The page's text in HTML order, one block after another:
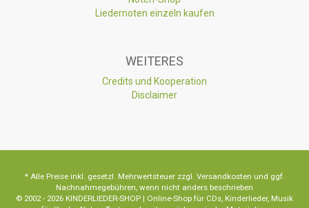
Liedernoten einzeln kaufen
WEITERES
Credits und Kooperation
Disclaimer
* Alle Preise inkl. gesetzl. Mehrwertsteuer zzgl. Versandkosten und ggf.
Nachnahmegebühren, wenn nicht anders beschrieben
© 2002 - 2026 KINDERLIEDER-SHOP | Online-Shop für CDs, Kinderlieder, Musik